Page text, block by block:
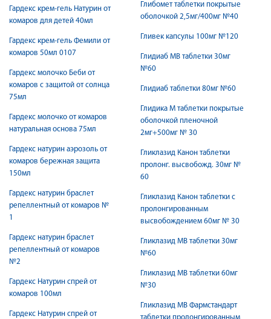
Гардекс крем-гель Натурин от
комаров для детей 40мл
Гардекс крем-гель Фемили от
комаров 50мл 0107
Гардекс молочко Беби от
комаров c защитой от солнца
75мл
Гардекс молочко от комаров
натуральная основа 75мл
Гардекс натурин аэрозоль от
комаров бережная защита
150мл
Гардекс натурин браслет
репеллентный от комаров №
1
Гардекс натурин браслет
репеллентный от комаров
№2
Гардекс Натурин спрей от
комаров 100мл
Гардекс Натурин спрей от
Глибомет таблетки покрытые
оболочкой 2,5мг/400мг №40
Гливек капсулы 100мг №120
Глидиаб МВ таблетки 30мг
№60
Глидиаб таблетки 80мг №60
Глидика М таблетки покрытые
оболочкой пленочной
2мг+500мг № 30
Гликлазид Канон таблетки
пролонг. высвобожд. 30мг №
60
Гликлазид Канон таблетки с
пролонгированным
высвобождением 60мг № 30
Гликлазид МВ таблетки 30мг
№60
Гликлазид МВ таблетки 60мг
№30
Гликлазид МВ Фармстандарт